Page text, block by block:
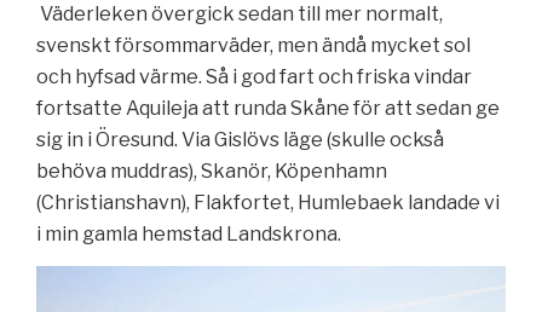
Väderleken övergick sedan till mer normalt,
svenskt försommarväder, men ändå mycket sol
och hyfsad värme. Så i god fart och friska vindar
fortsatte Aquileja att runda Skåne för att sedan ge
sig in i Öresund. Via Gislövs läge (skulle också
behöva muddras), Skanör, Köpenhamn
(Christianshavn), Flakfortet, Humlebaek landade vi
i min gamla hemstad Landskrona.